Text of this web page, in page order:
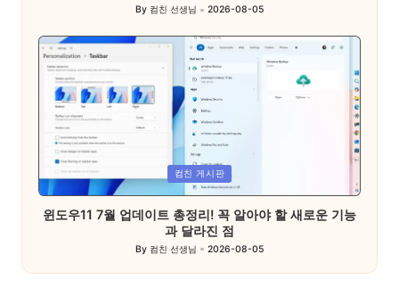
Posted
By 컴친 선생님 2026-08-05
Posted
in
컴친 게시판
윈도우11 7월 업데이트 총정리! 꼭 알아야 할 새로운 기능
과 달라진 점
Posted
by
By 컴친 선생님 2026-08-05